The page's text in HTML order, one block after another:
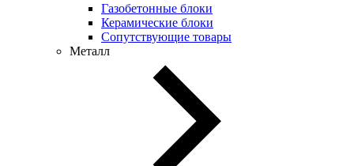
Газобетонные блоки
Керамические блоки
Сопутствующие товары
Металл